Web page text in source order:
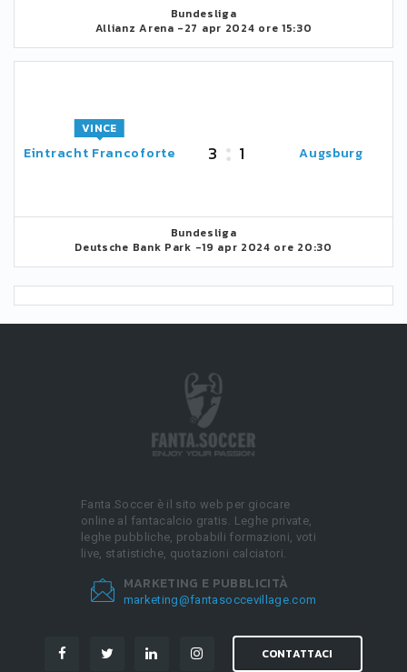
Bundesliga
Allianz Arena -27 apr 2024 ore 15:30
Eintracht Francoforte
VINCE
3 1 Augsburg
Bundesliga
Deutsche Bank Park -19 apr 2024 ore 20:30
Fanta.Soccer è il sito web per giocare
online al fantacalcio gratis. Leghe private,
leghe pubbliche, probabili formazioni, voti
live, statistiche, quotazioni calciatori.
MARKETING E PUBBLICITÀ
marketing@fantasoccevillage.com
CONTATTACI